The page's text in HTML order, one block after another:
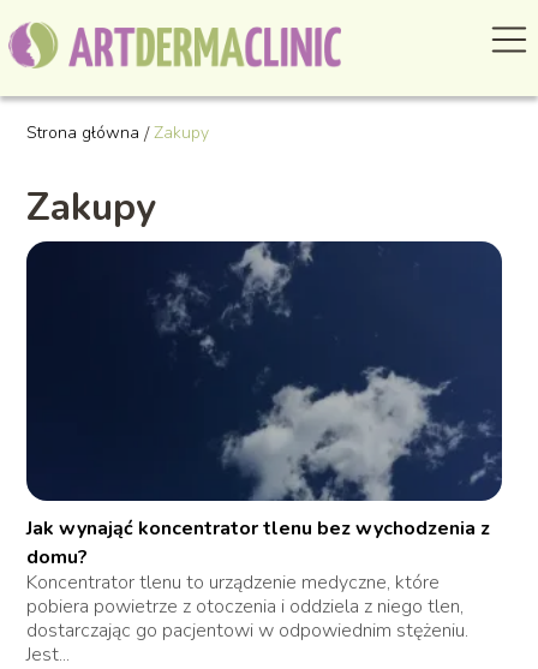
Strona główna /Zakupy
Zakupy
Jak wynająć koncentrator tlenu bez wychodzenia z
domu?
Koncentrator tlenu to urządzenie medyczne, które
pobiera powietrze z otoczenia i oddziela z niego tlen,
dostarczając go pacjentowi w odpowiednim stężeniu.
Jest...